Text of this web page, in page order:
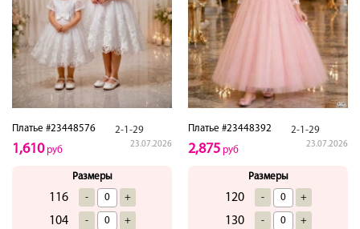
Платье #23448576 2-1-29
23.07.2026
1,610руб
Размеры
116 - +
104 - +
Платье #23448392 2-1-29
23.07.2026
2,875 руб
Размеры
120 - +
130 - +